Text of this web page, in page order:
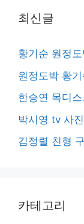
최신글
황기순 원정
원정도박 황
한승연 목디
박시영 tv 사
김정렬 친형
카테고리